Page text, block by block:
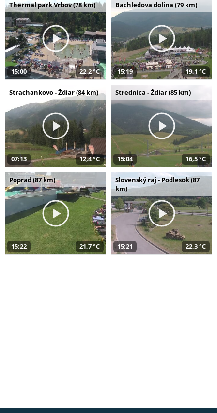
Thermal park Vrbov (78 km)
15:00 22,2 °C
Bachledova dolina (79 km)
15:19 19,1 °C
Strachankovo - Ždiar (84 km)
07:13 12,4 °C
Strednica - Ždiar (85 km)
15:04 16,5 °C
Poprad (87 km)
15:22 21,7 °C
Slovenský raj - Podlesok (87
km)
15:21 22,3 °C